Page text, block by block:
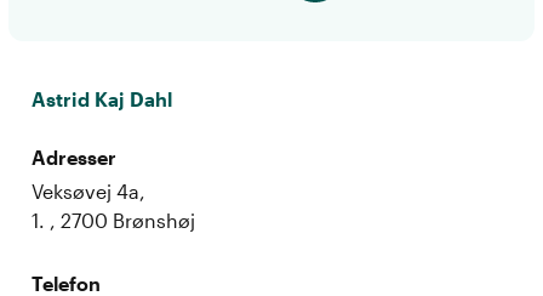
Astrid Kaj Dahl
Adresser
Veksøvej 4a,
1. , 2700 Brønshøj
Telefon